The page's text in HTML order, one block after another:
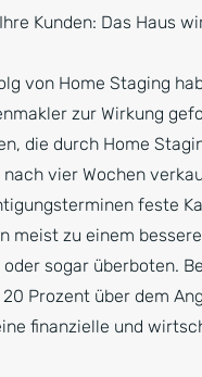
Kunden: Das Haus
von Home Staging
zur Wirkung
die durch Home
vier Wochen
feste
meist zu einem
sogar überboten.
Prozent über dem
finanzielle und